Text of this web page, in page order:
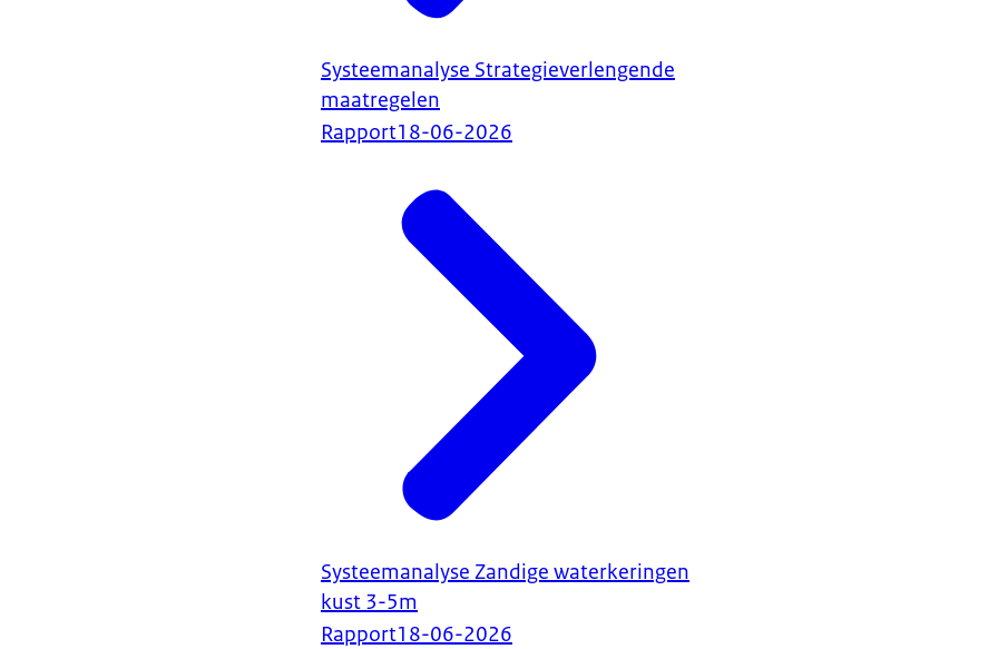
Systeemanalyse Strategieverlengende
maatregelen
Rapport18-06-2026
Systeemanalyse Zandige waterkeringen
kust 3-5m
Rapport18-06-2026